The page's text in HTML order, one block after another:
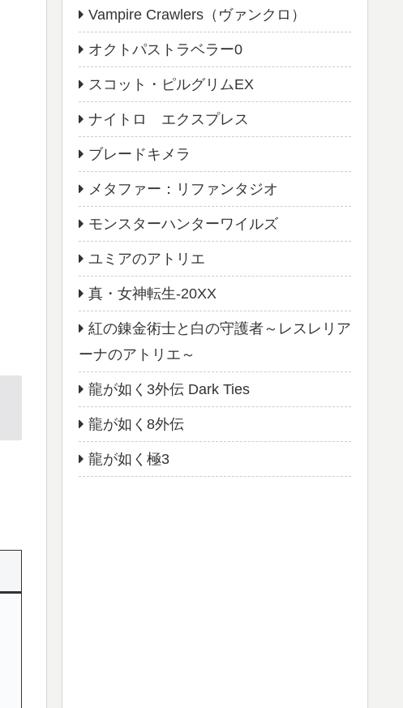
Vampire Crawlers（ヴァンクロ）
オクトパストラベラー0
スコット・ピルグリムEX
ナイトロ エクスプレス
ブレードキメラ
メタファー：リファンタジオ
モンスターハンターワイルズ
ユミアのアトリエ
真・女神転生-20XX
紅の錬金術士と白の守護者～レスレリア
ーナのアトリエ～
龍が如く3外伝 Dark Ties
龍が如く8外伝
龍が如く極3